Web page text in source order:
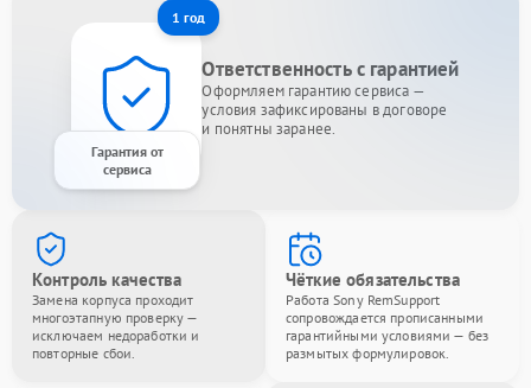
1 год
Гарантия от
сервиса
Ответственность с гарантией
Оформляем гарантию сервиса —
условия зафиксированы в договоре
и понятны заранее.
Контроль качества
Замена корпуса проходит
многоэтапную проверку —
исключаем недоработки и
повторные сбои.
Чёткие обязательства
Работа Sony RemSupport
сопровождается прописанными
гарантийными условиями — без
размытых формулировок.